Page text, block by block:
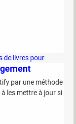
par une méthode
de livres pour